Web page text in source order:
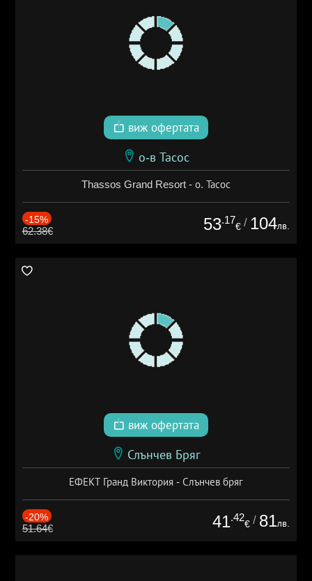
виж офертата
о-в Тасос
Thassos Grand Resort - о. Тасос
-15%
62.38€ 53.17
€ / 104лв.
виж офертата
Слънчев Бряг
ЕФЕКТ Гранд Виктория - Слънчев бряг
-20%
51.64€ 41.42
€ / 81лв.